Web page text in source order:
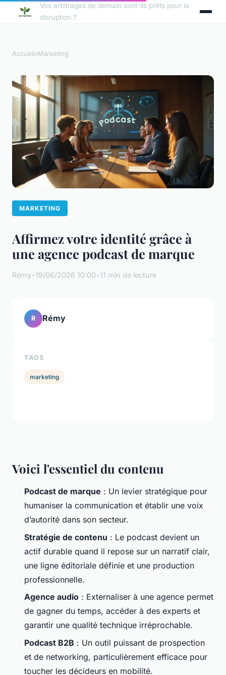
Vos arbitrages de demain sont-ils prêts pour la
disruption ?
Accueil›Marketing
MARKETING
Affirmez votre identité grâce à
une agence podcast de marque
Rémy•19/06/2026 10:00•11 min de lecture
Voici l'essentiel du contenu
Podcast de marque : Un levier stratégique pour
humaniser la communication et établir une voix
d’autorité dans son secteur.
Stratégie de contenu : Le podcast devient un
actif durable quand il repose sur un narratif clair,
une ligne éditoriale définie et une production
professionnelle.
Agence audio : Externaliser à une agence permet
de gagner du temps, accéder à des experts et
garantir une qualité technique irréprochable.
Podcast B2B : Un outil puissant de prospection
et de networking, particulièrement efficace pour
toucher les décideurs en mobilité.
R Rémy
TAGS
marketing